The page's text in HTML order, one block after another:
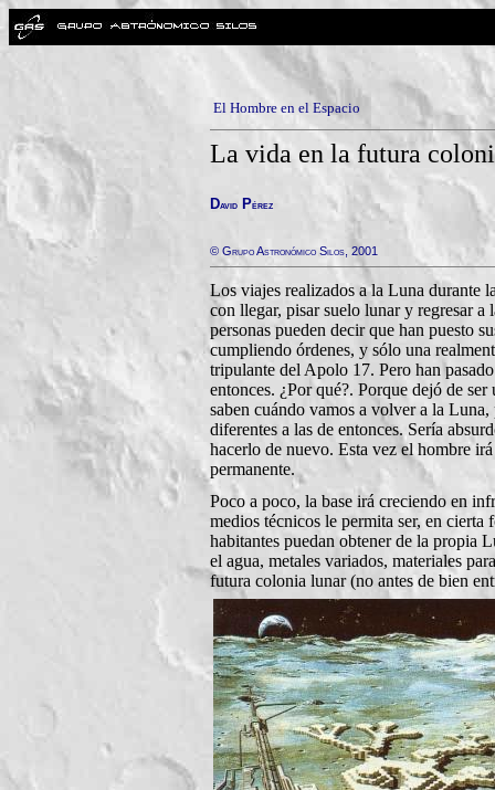
El Hombre en el Espacio
La vida en la futura
David Pérez
© Grupo Astronómico Silos, 2001
Los viajes realizados a la Luna durante
con llegar, pisar suelo lunar y regresar a
personas pueden decir que han puesto
cumpliendo órdenes, y sólo una
tripulante del Apolo 17. Pero han
entonces. ¿Por qué?. Porque dejó de
saben cuándo vamos a volver a la
diferentes a las de entonces. Sería
hacerlo de nuevo. Esta vez el hombre
permanente.
Poco a poco, la base irá creciendo en
medios técnicos le permita ser, en
habitantes puedan obtener de la propia
el agua, metales variados, materiales
futura colonia lunar (no antes de bien